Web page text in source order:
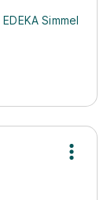
EDEKA Simmel